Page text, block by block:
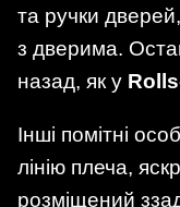
та ручки
з дверима.
назад, як у
Інші помітні
лінію плеча,
розміщений